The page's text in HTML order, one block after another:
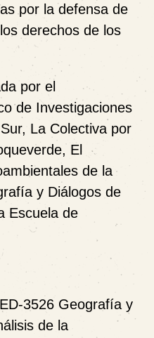
por la defensa de
derechos de los
por el
de Investigaciones
La Colectiva por
El
de la
y Diálogos de
Escuela de
3526 Geografía y
de la